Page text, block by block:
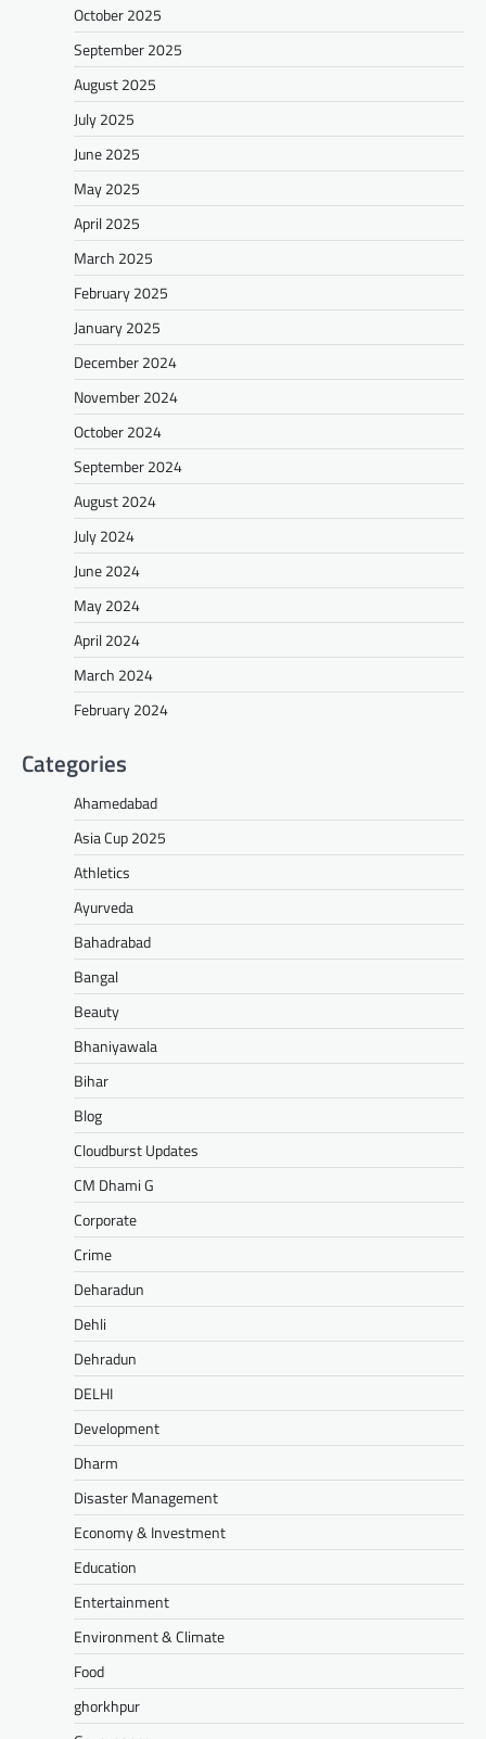
October 2025
September 2025
August 2025
July 2025
June 2025
May 2025
April 2025
March 2025
February 2025
January 2025
December 2024
November 2024
October 2024
September 2024
August 2024
July 2024
June 2024
May 2024
April 2024
March 2024
February 2024
Categories
Ahamedabad
Asia Cup 2025
Athletics
Ayurveda
Bahadrabad
Bangal
Beauty
Bhaniyawala
Bihar
Blog
Cloudburst Updates
CM Dhami G
Corporate
Crime
Deharadun
Dehli
Dehradun
DELHI
Development
Dharm
Disaster Management
Economy & Investment
Education
Entertainment
Environment & Climate
Food
ghorkhpur